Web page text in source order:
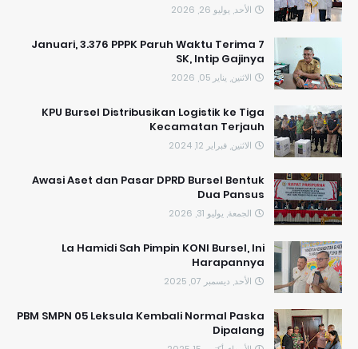
الأحد, يوليو 26, 2026
7 Januari, 3.376 PPPK Paruh Waktu Terima
SK, Intip Gajinya
الاثنين, يناير 05, 2026
KPU Bursel Distribusikan Logistik ke Tiga
Kecamatan Terjauh
الاثنين, فبراير 12, 2024
Awasi Aset dan Pasar DPRD Bursel Bentuk
Dua Pansus
الجمعة, يوليو 31, 2026
La Hamidi Sah Pimpin KONI Bursel, Ini
Harapannya
الأحد, ديسمبر 07, 2025
PBM SMPN 05 Leksula Kembali Normal Paska
Dipalang